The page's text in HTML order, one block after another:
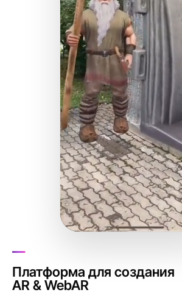
Платформа для создания
AR & WebAR